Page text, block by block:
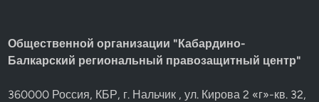
Общественной организации "Кабардино-
Балкарский региональный правозащитный центр"
360000 Россия, КБР, г. Нальчик , ул. Кирова 2 «г»-кв. 32,